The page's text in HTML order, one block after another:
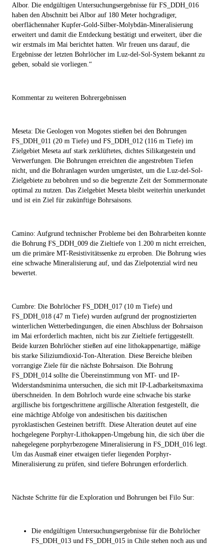
Albor. Die endgültigen Untersuchungsergebnisse für FS_DDH_016
haben den Abschnitt bei Albor auf 180 Meter hochgradiger,
oberflächennaher Kupfer-Gold-Silber-Molybdän-Mineralisierung
erweitert und damit die Entdeckung bestätigt und erweitert, über die
wir erstmals im Mai berichtet hatten. Wir freuen uns darauf, die
Ergebnisse der letzten Bohrlöcher im Luz-del-Sol-System bekannt zu
geben, sobald sie vorliegen.“
Kommentar zu weiteren Bohrergebnissen
Meseta: Die Geologen von Mogotes stießen bei den Bohrungen
FS_DDH_011 (20 m Tiefe) und FS_DDH_012 (116 m Tiefe) im
Zielgebiet Meseta auf stark zerklüftetes, dichtes Silikatgestein und
Verwerfungen. Die Bohrungen erreichten die angestrebten Tiefen
nicht, und die Bohranlagen wurden umgerüstet, um die Luz-del-Sol-
Zielgebiete zu bebohren und so die begrenzte Zeit der Sommermonate
optimal zu nutzen. Das Zielgebiet Meseta bleibt weiterhin unerkundet
und ist ein Ziel für zukünftige Bohrsaisons.
Camino: Aufgrund technischer Probleme bei den Bohrarbeiten konnte
die Bohrung FS_DDH_009 die Zieltiefe von 1.200 m nicht erreichen,
um die primäre MT-Resistivitätssenke zu erproben. Die Bohrung wies
eine schwache Mineralisierung auf, und das Zielpotenzial wird neu
bewertet.
Cumbre: Die Bohrlöcher FS_DDH_017 (10 m Tiefe) und
FS_DDH_018 (47 m Tiefe) wurden aufgrund der prognostizierten
winterlichen Wetterbedingungen, die einen Abschluss der Bohrsaison
im Mai erforderlich machten, nicht bis zur Zieltiefe fertiggestellt.
Beide kurzen Bohrlöcher stießen auf eine lithokappenartige, mäßige
bis starke Siliziumdioxid-Ton-Alteration. Diese Bereiche bleiben
vorrangige Ziele für die nächste Bohrsaison. Die Bohrung
FS_DDH_014 sollte die Übereinstimmung von MT- und IP-
Widerstandsminima untersuchen, die sich mit IP-Ladbarkeitsmaxima
überschneiden. In dem Bohrloch wurde eine schwache bis starke
argillische bis fortgeschrittene argillische Alteration festgestellt, die
eine mächtige Abfolge von andesitischen bis dazitischen
pyroklastischen Gesteinen betrifft. Diese Alteration deutet auf eine
hochgelegene Porphyr-Lithokappen-Umgebung hin, die sich über die
nahegelegene porphyrbezogene Mineralisierung in FS_DDH_016 legt.
Um das Ausmaß einer etwaigen tiefer liegenden Porphyr-
Mineralisierung zu prüfen, sind tiefere Bohrungen erforderlich.
Nächste Schritte für die Exploration und Bohrungen bei Filo Sur:
Die endgültigen Untersuchungsergebnisse für die Bohrlöcher
FS_DDH_013 und FS_DDH_015 in Chile stehen noch aus und